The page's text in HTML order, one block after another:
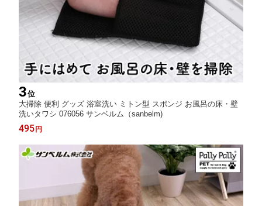
3位
大掃除 便利 グッズ 浴室洗い ミトン型 スポンジ お風呂の床・壁
洗いタワシ 076056 サンベルム（sanbelm)
495 円